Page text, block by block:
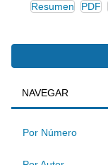
Resumen
PDF
Enviar
un
artículo
BUSQUEDA
NAVEGAR
Por Número